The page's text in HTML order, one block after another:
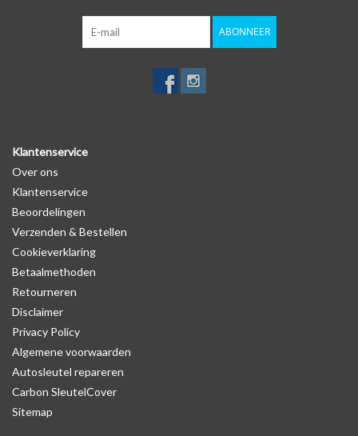
ABONNEER
Klantenservice
Over ons
Klantenservice
Beoordelingen
Verzenden & Bestellen
Cookieverklaring
Betaalmethoden
Retourneren
Disclaimer
Privacy Policy
Algemene voorwaarden
Autosleutel repareren
Carbon SleutelCover
Sitemap